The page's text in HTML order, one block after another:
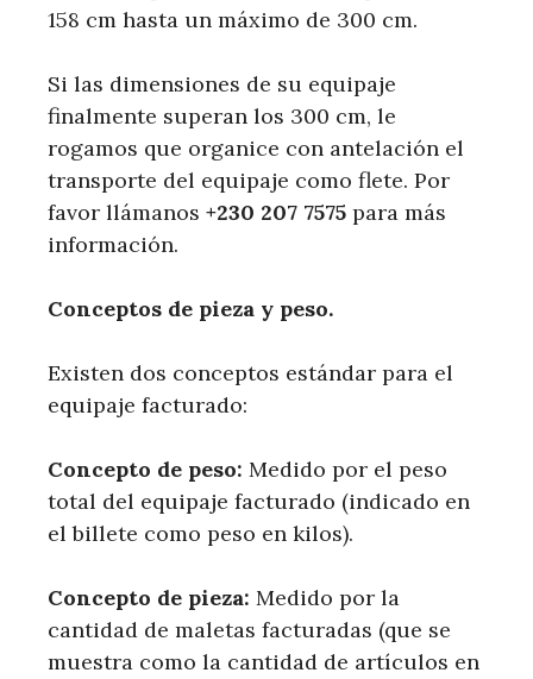
158 cm hasta un máximo de 300 cm.
Si las dimensiones de su equipaje
finalmente superan los 300 cm, le
rogamos que organice con antelación el
transporte del equipaje como flete. Por
favor llámanos +230 207 7575 para más
información.
Conceptos de pieza y peso.
Existen dos conceptos estándar para el
equipaje facturado:
Concepto de peso: Medido por el peso
total del equipaje facturado (indicado en
el billete como peso en kilos).
Concepto de pieza: Medido por la
cantidad de maletas facturadas (que se
muestra como la cantidad de artículos en